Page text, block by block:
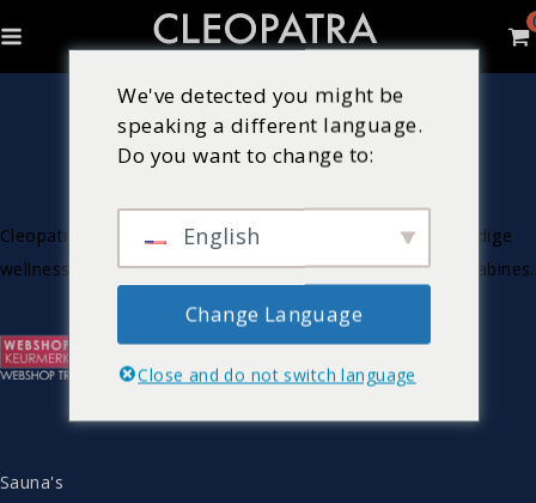
Cleopatra is Nederlandse producent van luxe & hoogwaardige
wellnessproducten zoals bubbelbaden, sauna’s en stoomcabines.
Sauna's
We've detected you might be
speaking a different language.
Do you want to change to:
English
Change Language
Close and do not switch language